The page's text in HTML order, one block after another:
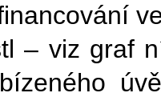
– viz graf